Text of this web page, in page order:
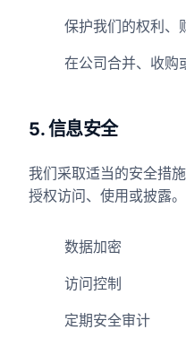
保护我们的权利、
在公司合并、收购
5. 信息安全
我们采取适当的安全措
授权访问、使用或披露。
数据加密
访问控制
定期安全审计